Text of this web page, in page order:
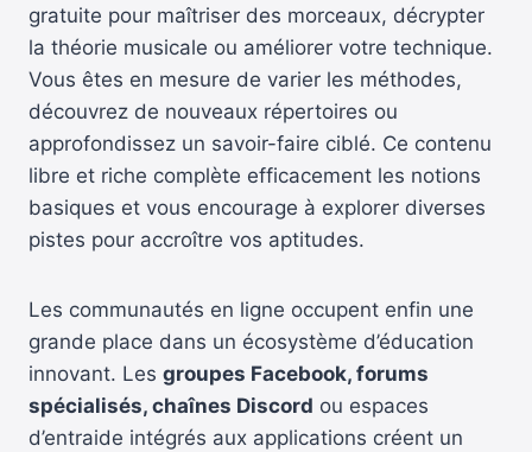
gratuite pour maîtriser des morceaux, décrypter
la théorie musicale ou améliorer votre technique.
Vous êtes en mesure de varier les méthodes,
découvrez de nouveaux répertoires ou
approfondissez un savoir-faire ciblé. Ce contenu
libre et riche complète efficacement les notions
basiques et vous encourage à explorer diverses
pistes pour accroître vos aptitudes.
Les communautés en ligne occupent enfin une
grande place dans un écosystème d’éducation
innovant. Les groupes Facebook, forums
spécialisés, chaînes Discord ou espaces
d’entraide intégrés aux applications créent un